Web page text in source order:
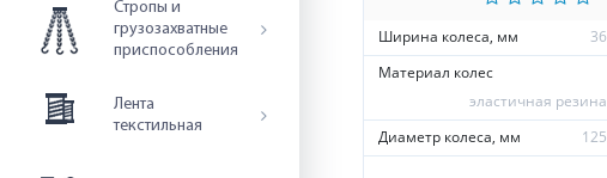
Стропы и
грузозахватные
приспособления
Лента
текстильная
Ширина колеса, мм
36
Материал колес
эластичная резина
Диаметр колеса, мм
125